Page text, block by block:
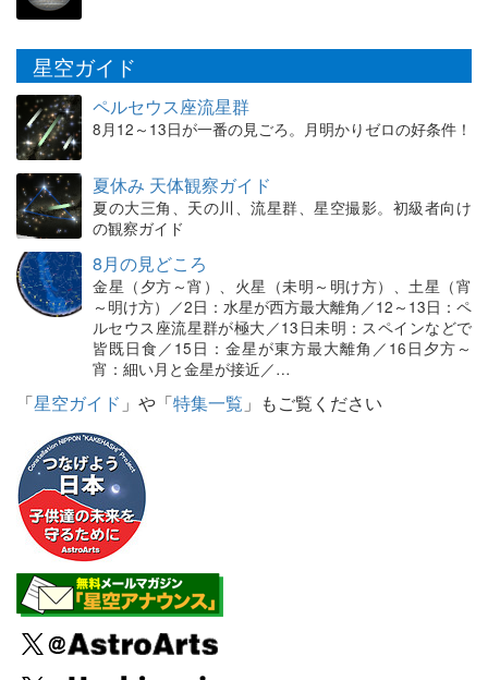
星空ガイド
ペルセウス座流星群
8月12～13日が一番の見ごろ。月明かりゼロの好条件！
夏休み 天体観察ガイド
夏の大三角、天の川、流星群、星空撮影。初級者向け
の観察ガイド
8月の見どころ
金星（夕方～宵）、火星（未明～明け方）、土星（宵
～明け方）／2日：水星が西方最大離角／12～13日：ペ
ルセウス座流星群が極大／13日未明：スペインなどで
皆既日食／15日：金星が東方最大離角／16日夕方～
宵：細い月と金星が接近／…
「星空ガイド 」や「特集一覧 」もご覧ください